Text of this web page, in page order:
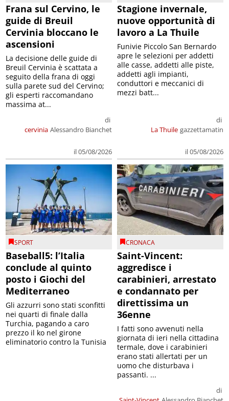
Frana sul Cervino, le
guide di Breuil
Cervinia bloccano le
ascensioni
cervinia
di
Alessandro Bianchet
il 05/08/2026
La decisione delle guide di
Breuil Cervinia è scattata a
seguito della frana di oggi
sulla parete sud del Cervino;
gli esperti raccomandano
massima at...
Stagione invernale,
nuove opportunità di
lavoro a La Thuile
La Thuile
di
gazzettamatin
il 05/08/2026
Funivie Piccolo San Bernardo
apre le selezioni per addetti
alle casse, addetti alle piste,
addetti agli impianti,
conduttori e meccanici di
mezzi batt...
SPORT
Baseball5: l’Italia
conclude al quinto
posto i Giochi del
Mediterraneo
Gli azzurri sono stati sconfitti
nei quarti di finale dalla
Turchia, pagando a caro
prezzo il ko nel girone
eliminatorio contro la Tunisia
CRONACA
Saint-Vincent:
aggredisce i
carabinieri, arrestato
e condannato per
direttissima un
36enne
di
I fatti sono avvenuti nella
giornata di ieri nella cittadina
termale, dove i carabinieri
erano stati allertati per un
uomo che disturbava i
passanti. ...